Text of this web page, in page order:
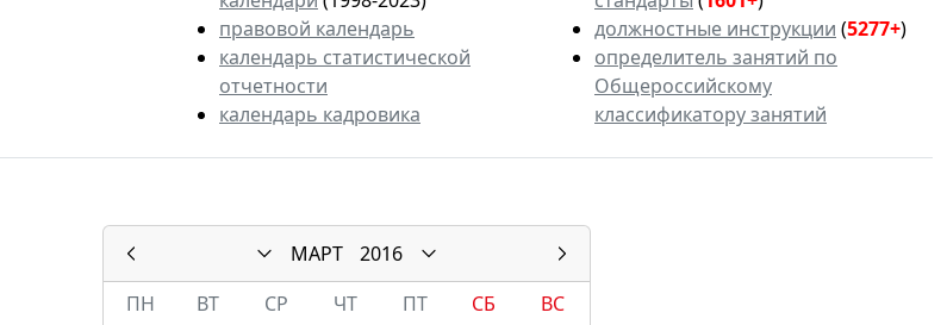
правовой календарь
календарь статистической
отчетности
календарь кадровика
должностные инструкции (5277+)
определитель занятий по
Общероссийскому
классификатору занятий
МАРТ
2016
ПН
ВТ СР ЧТ ПТ СБ
ВС